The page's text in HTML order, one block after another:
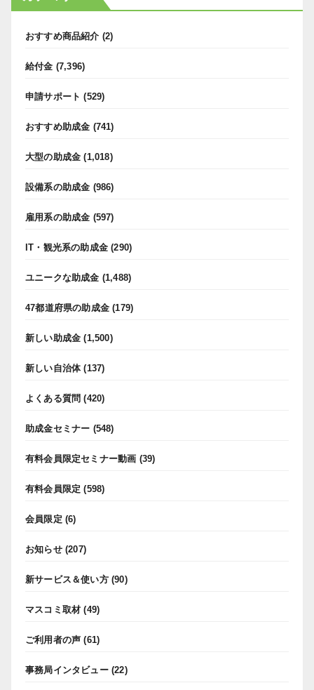
おすすめ商品紹介 (2)
給付金 (7,396)
申請サポート (529)
おすすめ助成金 (741)
大型の助成金 (1,018)
設備系の助成金 (986)
雇用系の助成金 (597)
IT・観光系の助成金 (290)
ユニークな助成金 (1,488)
47都道府県の助成金 (179)
新しい助成金 (1,500)
新しい自治体(137)
よくある質問 (420)
助成金セミナー (548)
有料会員限定セミナー動画 (39)
有料会員限定 (598)
会員限定 (6)
お知らせ(207)
新サービス＆使い方(90)
マスコミ取材 (49)
ご利用者の声 (61)
事務局インタビュー(22)